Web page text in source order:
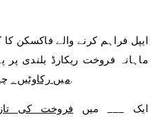
ایپل فراہم کرنے والے فاکسکن
ماہانہ فروخت ریکارڈ بلندی
CoVID-19 میں رکاوٹیں۔چین میں.
ایک ___ میں فروخت کی